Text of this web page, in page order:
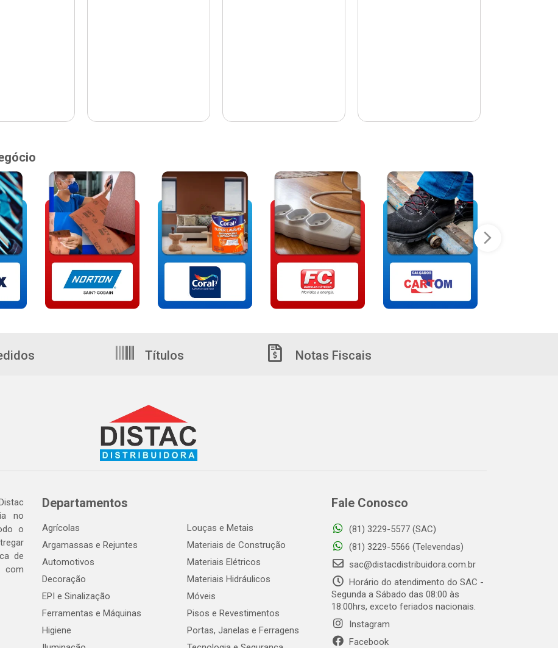
Títulos Notas Fiscais
no
o
de
com
Departamentos
Agrícolas
Argamassas e Rejuntes
Automotivos
Decoração
EPI e Sinalização
Ferramentas e Máquinas
Higiene
Louças e Metais
Materiais de Construção
Materiais Elétricos
Materiais Hidráulicos
Móveis
Pisos e Revestimentos
Portas, Janelas e Ferragens
Fale Conosco
(81) 3229-5577 (SAC)
(81) 3229-5566 (Televendas)
sac@distacdistribuidora.com.br
Horário do atendimento do SAC -
Segunda a Sábado das 08:00 às
18:00hrs, exceto feriados nacionais.
Instagram
Facebook